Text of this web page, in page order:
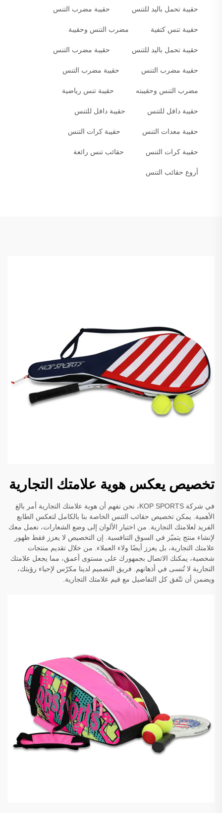
حقيبة تحمل باليد للتنس حقيبة مضرب التنس
حقيبة تنس كتفية مضرب التنس وحقيبة
حقيبة تحمل باليد للتنس حقيبة مضرب التنس
حقيبة مضرب التنس حقيبة مضرب التنس
مضرب التنس وحقيبته حقيبة تنس رياضية
حقيبة دافل للتنس حقيبة دافل للتنس
حقيبة معدات التنس حقيبة كرات التنس
حقيبة كرات التنس حقائب تنس رائعة
أروع حقائب التنس
تخصيص يعكس هوية علامتك التجارية
في شركة KOP SPORTS، نحن نفهم أن هوية علامتك التجارية أمر بالغ
الأهمية. يمكن تخصيص حقائب التنس الخاصة بنا بالكامل لتعكس الطابع
الفريد لعلامتك التجارية. من اختيار الألوان إلى وضع الشعارات، نعمل معك
لإنشاء منتج يتميّز في السوق التنافسية. إن التخصيص لا يعزز فقط ظهور
علامتك التجارية، بل يعزز أيضًا ولاء العملاء. من خلال تقديم منتجات
شخصية، يمكنك الاتصال بجمهورك على مستوى أعمق، مما يجعل علامتك
التجارية لا تُنسى في أذهانهم. فريق التصميم لدينا مكرّس لإحياء رؤيتك،
ويضمن أن تتّفق كل التفاصيل مع قيم علامتك التجارية.